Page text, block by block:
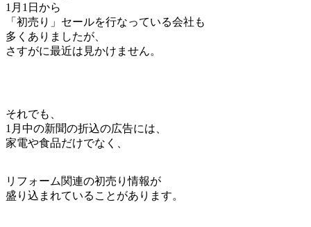
1月1日から
「初売り」セールを行なっている会社も
多くありましたが、
さすがに最近は見かけません。
それでも、
1月中の新聞の折込の広告には、
家電や食品だけでなく、
リフォーム関連の初売り情報が
盛り込まれていることがあります。